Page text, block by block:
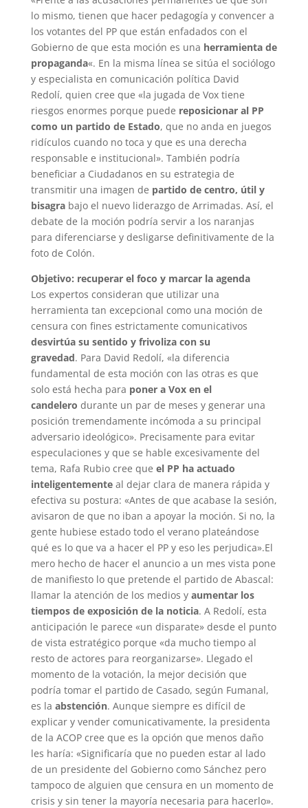
lo mismo, tienen que hacer pedagogía y convencer a
los votantes del PP que están enfadados con el
Gobierno de que esta moción es una herramienta de
propaganda«. En la misma línea se sitúa el sociólogo
y especialista en comunicación política David
Redolí, quien cree que «la jugada de Vox tiene
riesgos enormes porque puede reposicionar al PP
como un partido de Estado, que no anda en juegos
ridículos cuando no toca y que es una derecha
responsable e institucional». También podría
beneficiar a Ciudadanos en su estrategia de
transmitir una imagen de partido de centro, útil y
bisagrabajo el nuevo liderazgo de Arrimadas. Así, el
debate de la moción podría servir a los naranjas
para diferenciarse y desligarse definitivamente de la
foto de Colón.
Objetivo: recuperar el foco y marcar la agenda
Los expertos consideran que utilizar una
herramienta tan excepcional como una moción de
censura con fines estrictamente comunicativos
desvirtúa su sentido y frivoliza con su
gravedad. Para David Redolí, «la diferencia
fundamental de esta moción con las otras es que
solo está hecha para poner a Vox en el
candelero durante un par de meses y generar una
posición tremendamente incómoda a su principal
adversario ideológico». Precisamente para evitar
especulaciones y que se hable excesivamente del
tema, Rafa Rubio cree que el PP ha actuado
inteligentementeal dejar clara de manera rápida y
efectiva su postura: «Antes de que acabase la sesión,
avisaron de que no iban a apoyar la moción. Si no, la
gente hubiese estado todo el verano plateándose
qué es lo que va a hacer el PP y eso les perjudica».El
mero hecho de hacer el anuncio a un mes vista pone
de manifiesto lo que pretende el partido de Abascal:
llamar la atención de los medios y aumentar los
tiempos de exposición de la noticia. A Redolí, esta
anticipación le parece «un disparate» desde el punto
de vista estratégico porque «da mucho tiempo al
resto de actores para reorganizarse». Llegado el
momento de la votación, la mejor decisión que
podría tomar el partido de Casado, según Fumanal,
es la abstención. Aunque siempre es difícil de
explicar y vender comunicativamente, la presidenta
de la ACOP cree que es la opción que menos daño
les haría: «Significaría que no pueden estar al lado
de un presidente del Gobierno como Sánchez pero
tampoco de alguien que censura en un momento de
crisis y sin tener la mayoría necesaria para hacerlo».